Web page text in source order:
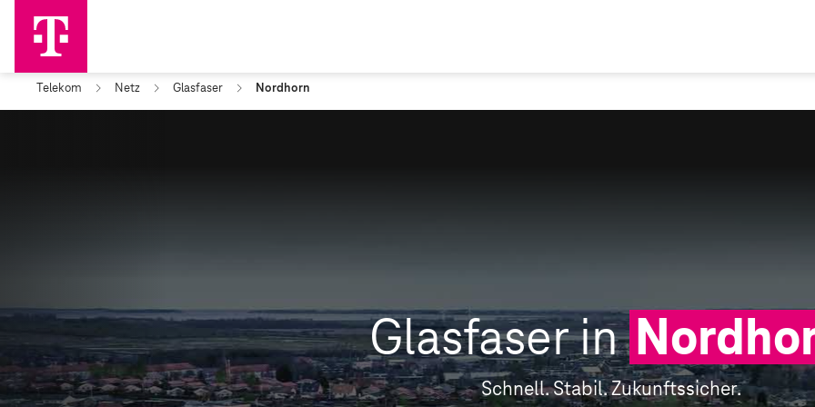
Telekom Netz Glasfaser Nordhorn
Glasfaser in
Schnell. Stabil. Zukunftssicher.